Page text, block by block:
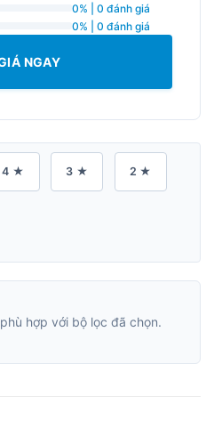
0% | 0 đánh giá
0% | 0 đánh giá
NGAY
4 ★ 3 ★ 2 ★
hợp với bộ lọc đã chọn.